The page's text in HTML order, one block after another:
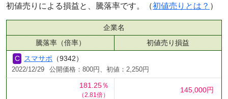
初値売りによる損益と、騰落率です。（初値売りとは？ ）
企業名
騰落率（倍率）
初値売り損益
スマサポ （9342）
2022/12/29 公開価格：800円、初値：2,250円
181.25％
（2.81倍）
145,000円